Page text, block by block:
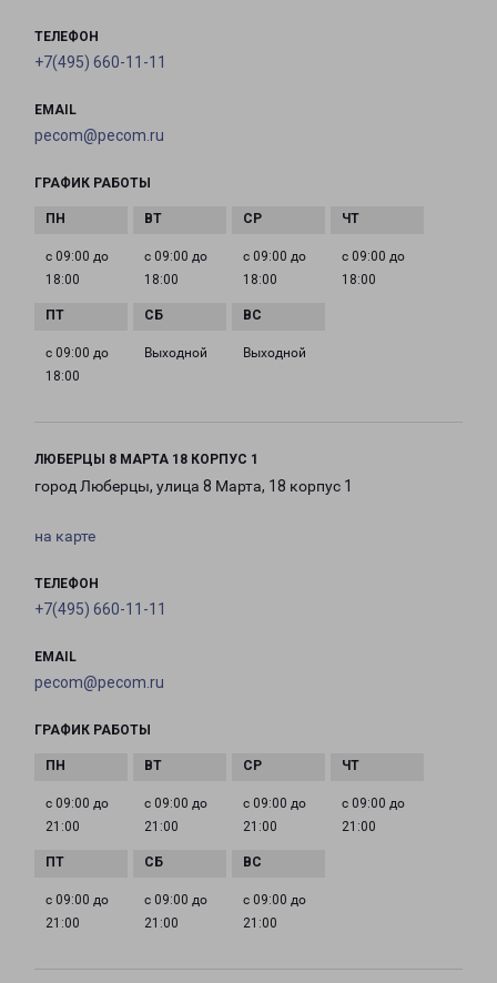
ТЕЛЕФОН
+7(495) 660-11-11
EMAIL
pecom@pecom.ru
ГРАФИК РАБОТЫ
с 09:00 до
18:00
с 09:00 до
18:00
с 09:00 до
18:00
с 09:00 до
18:00
с 09:00 до
18:00
Выходной Выходной
ЛЮБЕРЦЫ 8 МАРТА 18 КОРПУС 1
город Люберцы, улица 8 Марта, 18 корпус 1
на карте
ТЕЛЕФОН
+7(495) 660-11-11
EMAIL
pecom@pecom.ru
ГРАФИК РАБОТЫ
с 09:00 до
21:00
с 09:00 до
21:00
с 09:00 до
21:00
с 09:00 до
21:00
с 09:00 до
21:00
с 09:00 до
21:00
с 09:00 до
21:00